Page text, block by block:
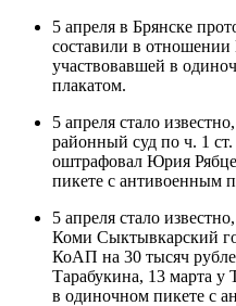
5 апреля в Брянске
составили в
участвовавшей в
плакатом.
5 апреля стало
районный суд по ч. 1
оштрафовал Юрия
пикете с антивоенным
5 апреля стало
Коми Сыктывкарский
КоАП на 30 тысяч
Тарабукина, 13 марта
в одиночном пикете с